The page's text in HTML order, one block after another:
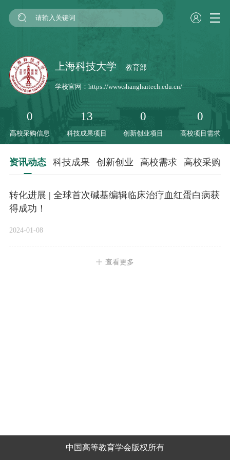
上海科技大学 教育部
学校官网： https://www.shanghaitech.edu.cn/
0
高校采购信息
13
科技成果项目
0
创新创业项目
0
高校项目需求
资讯动态 科技成果 创新创业 高校需求 高校采购
转化进展 | 全球首次碱基编辑临床治疗血红蛋白病获
得成功！
2024-01-08
查看更多
中国高等教育学会版权所有